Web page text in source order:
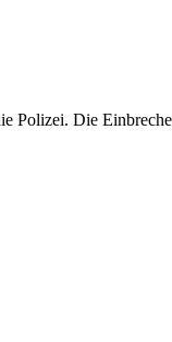
Polizei. Die